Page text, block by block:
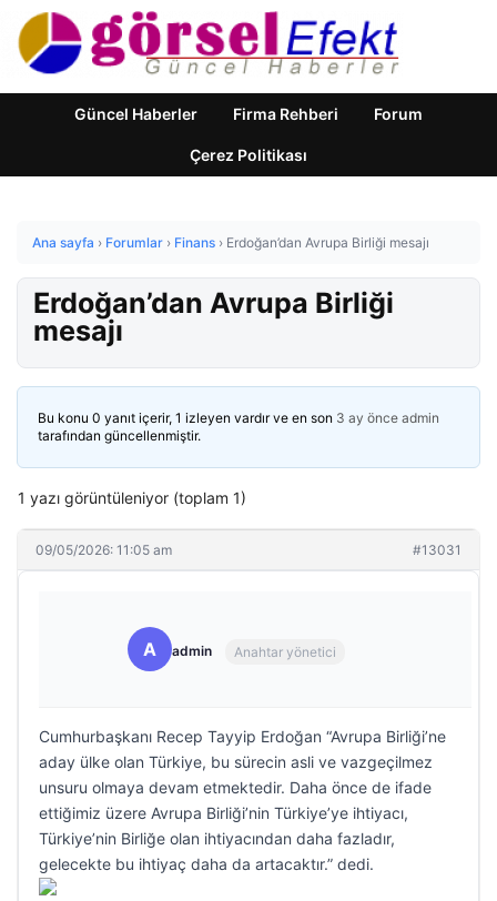
Güncel Haberler Firma Rehberi Forum
Çerez Politikası
Ana sayfa › Forumlar › Finans › Erdoğan’dan Avrupa Birliği mesajı
Erdoğan’dan Avrupa Birliği
mesajı
Bu konu 0 yanıt içerir, 1 izleyen vardır ve en son 3 ay önce admin
tarafından güncellenmiştir.
1 yazı görüntüleniyor (toplam 1)
09/05/2026: 11:05 am #13031
A admin Anahtar yönetici
Cumhurbaşkanı Recep Tayyip Erdoğan “Avrupa Birliği’ne
aday ülke olan Türkiye, bu sürecin asli ve vazgeçilmez
unsuru olmaya devam etmektedir. Daha önce de ifade
ettiğimiz üzere Avrupa Birliği’nin Türkiye’ye ihtiyacı,
Türkiye’nin Birliğe olan ihtiyacından daha fazladır,
gelecekte bu ihtiyaç daha da artacaktır.” dedi.